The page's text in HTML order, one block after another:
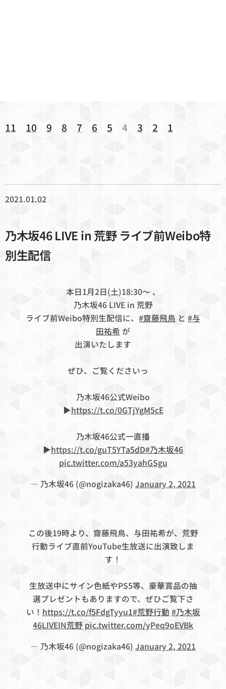
11 10 9 8 7 6 5 4 3 2 1
2021.01.02
乃木坂46 LIVE in 荒野 ライブ前Weibo特
別生配信
本日1月2日(土)18:30〜 、
乃木坂46 LIVE in 荒野
ライブ前Weibo特別生配信に、 #齋藤飛鳥 と #与
田祐希 が
出演いたします🔫🔫
ぜひ、ご覧くださいっ🔥
乃木坂46公式Weibo
▶︎https://t.co/0GTjYgM5cE
乃木坂46公式一直播
▶︎https://t.co/guT5YTa5dD#乃木坂46
pic.twitter.com/a53yahGSgu
— 乃木坂46 (@nogizaka46) January 2, 2021
この後19時より、齋藤飛鳥、与田祐希が、荒野
行動ライブ直前YouTube生放送に出演致しま
す！
生放送中にサイン色紙やPS5等、豪華賞品の抽
選プレゼントもありますので、ぜひご覧下さ
い！ https://t.co/f5FdgTyyu1#荒野行動 #乃木坂
46LIVEIN荒野 pic.twitter.com/yPeq9oEVBk
— 乃木坂46 (@nogizaka46) January 2, 2021